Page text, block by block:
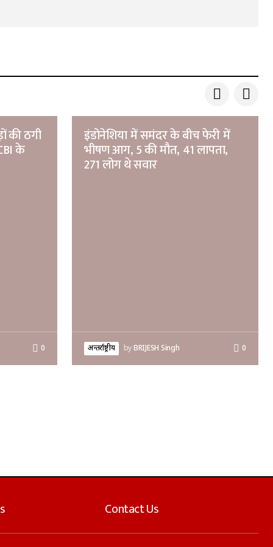
की ठगी
के
0
इंडोनेशिया में समंदर के बीच फेरी में
भीषण आग, 5 की मौत, 41 लापता,
271 लोग थे सवार
अन्तर्राष्ट्रीय byBRIJESH Singh 0
Contact Us